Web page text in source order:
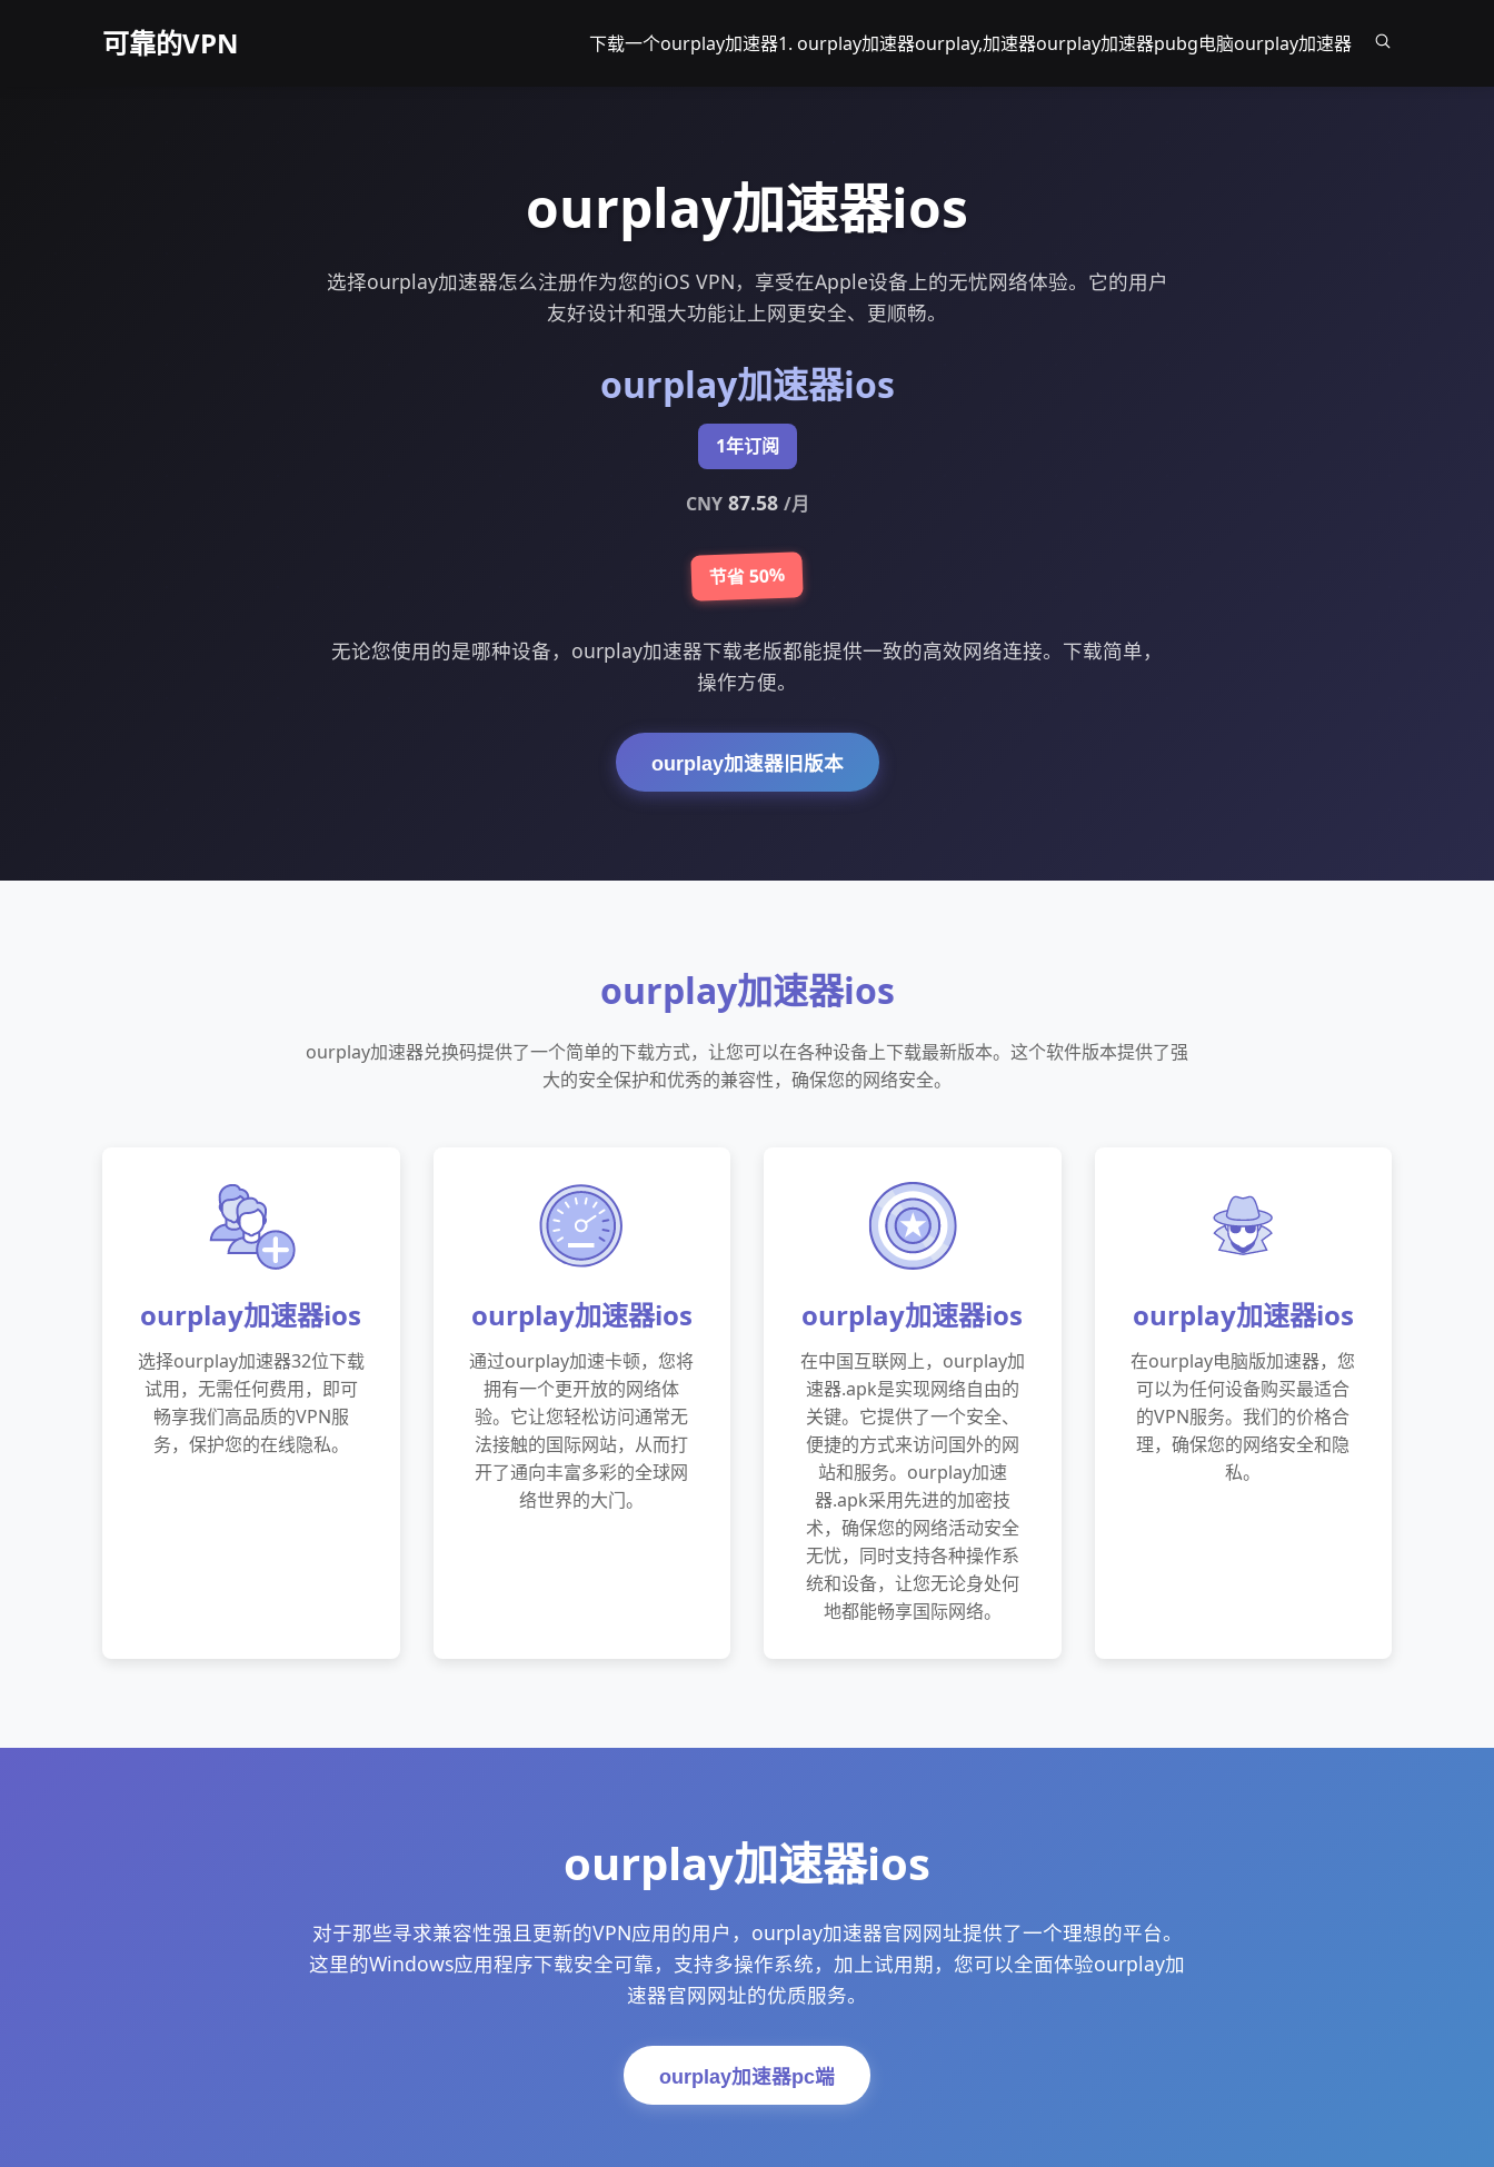
可靠的VPN 下载一个ourplay加速器1. ourplay加速器ourplay,加速器ourplay加速器pubg电脑ourplay加速器
ourplay加速器ios
选择ourplay加速器怎么注册作为您的iOS VPN，享受在Apple设备上的无忧网络体验。它的用户
友好设计和强大功能让上网更安全、更顺畅。
ourplay加速器ios
1年订阅
CNY87.58 /月
节省 50%
无论您使用的是哪种设备，ourplay加速器下载老版都能提供一致的高效网络连接。下载简单，
操作方便。
ourplay加速器旧版本
ourplay加速器ios
ourplay加速器兑换码提供了一个简单的下载方式，让您可以在各种设备上下载最新版本。这个软件版本提供了强
大的安全保护和优秀的兼容性，确保您的网络安全。
ourplay加速器ios
选择ourplay加速器32位下载
试用，无需任何费用，即可
畅享我们高品质的VPN服
务，保护您的在线隐私。
ourplay加速器ios
通过ourplay加速卡顿，您将
拥有一个更开放的网络体
验。它让您轻松访问通常无
法接触的国际网站，从而打
开了通向丰富多彩的全球网
络世界的大门。
ourplay加速器ios
在中国互联网上，ourplay加
速器.apk是实现网络自由的
关键。它提供了一个安全、
便捷的方式来访问国外的网
站和服务。ourplay加速
器.apk采用先进的加密技
术，确保您的网络活动安全
无忧，同时支持各种操作系
统和设备，让您无论身处何
地都能畅享国际网络。
ourplay加速器ios
在ourplay电脑版加速器，您
可以为任何设备购买最适合
的VPN服务。我们的价格合
理，确保您的网络安全和隐
私。
ourplay加速器ios
对于那些寻求兼容性强且更新的VPN应用的用户，ourplay加速器官网网址提供了一个理想的平台。
这里的Windows应用程序下载安全可靠，支持多操作系统，加上试用期，您可以全面体验ourplay加
速器官网网址的优质服务。
ourplay加速器pc端